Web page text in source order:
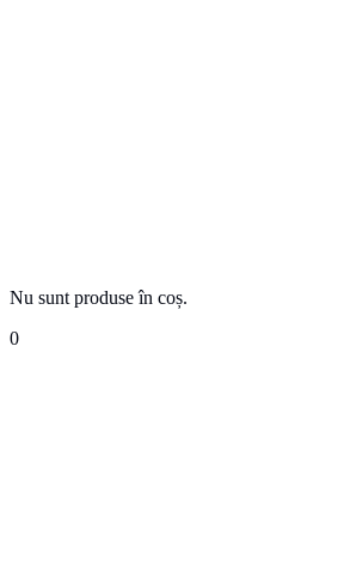
Nu sunt produse în coș.
0